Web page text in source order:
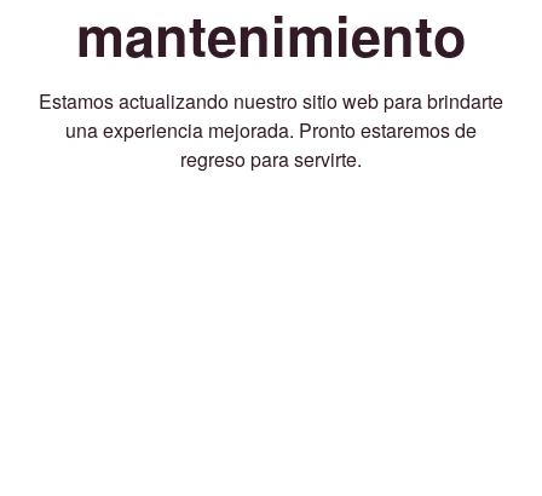
mantenimiento
Estamos actualizando nuestro sitio web para brindarte
una experiencia mejorada. Pronto estaremos de
regreso para servirte.